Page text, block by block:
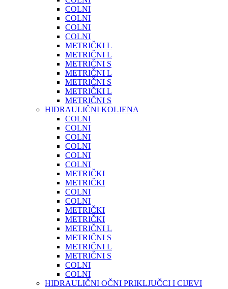
COLNI
COLNI
COLNI
COLNI
METRIČKI L
METRIČNI L
METRIČNI S
METRIČNI L
METRIČNI S
METRIČKI L
METRIČNI S
HIDRAULIČNI KOLJENA
COLNI
COLNI
COLNI
COLNI
COLNI
COLNI
METRIČKI
METRIČKI
COLNI
COLNI
METRIČKI
METRIČKI
METRIČNI L
METRIČNI S
METRIČNI L
METRIČNI S
COLNI
COLNI
HIDRAULIČNI OČNI PRIKLJUČCI I CIJEVI